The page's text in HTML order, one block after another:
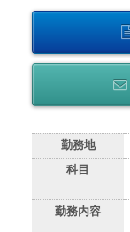
勤務地
科目
勤務内容